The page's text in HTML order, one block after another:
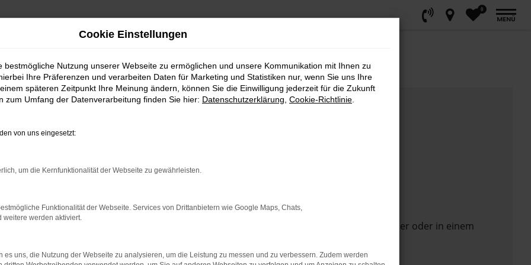
0
MENÜ
das Laden bestimmter Seiten verhindern. Funktioniert die Seite in einem anderen Browser oder in einem
Cookie Einstellungen
bestmögliche Nutzung unserer Webseite zu ermöglichen und unsere Kommunikation mit Ihnen zu
Ihre Präferenzen und verarbeiten Daten für Marketing und Statistiken nur, wenn Sie uns Ihre
späteren Zeitpunkt Ihre Meinung ändern, können Sie die Einwilligung jederzeit für die Zukunft
zum Umfang der Datenverarbeitung finden Sie hier: Datenschutzerklärung Cookie-Richtlinie
von uns eingesetzt:
um die Kernfunktionalität der Webseite zu gewährleisten.
Funktionalität der Webseite. Services von Drittanbietern wie Google Maps, Chats,
weitere werden aktiviert.
es uns, die Nutzung der Webseite zu analysieren, um die Leistung zu messen und zu verbessern. Zudem werden